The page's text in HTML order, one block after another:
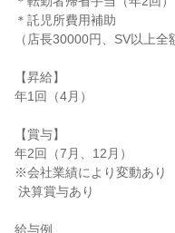
＊託児所費用補助
（店長30000円、SV以上全
【昇給】
年1回（4月）
【賞与】
年2回（7月、12月）
※会社業績により変動あり
給与例